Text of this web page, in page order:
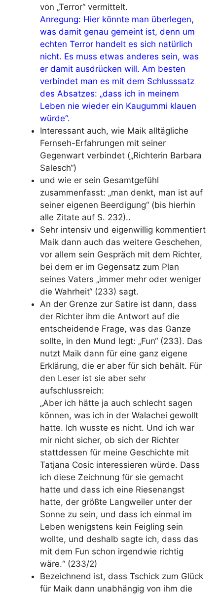
von „Terror“ vermittelt.
Anregung: Hier könnte man überlegen,
was damit genau gemeint ist, denn um
echten Terror handelt es sich natürlich
nicht. Es muss etwas anderes sein, was
er damit ausdrücken will. Am besten
verbindet man es mit dem Schlusssatz
des Absatzes: „dass ich in meinem
Leben nie wieder ein Kaugummi klauen
würde“.
Interessant auch, wie Maik alltägliche
Fernseh-Erfahrungen mit seiner
Gegenwart verbindet („Richterin Barbara
Salesch“)
und wie er sein Gesamtgefühl
zusammenfasst: „man denkt, man ist auf
seiner eigenen Beerdigung“ (bis hierhin
alle Zitate auf S. 232)..
Sehr intensiv und eigenwillig kommentiert
Maik dann auch das weitere Geschehen,
vor allem sein Gespräch mit dem Richter,
bei dem er im Gegensatz zum Plan
seines Vaters „immer mehr oder weniger
die Wahrheit“ (233) sagt.
An der Grenze zur Satire ist dann, dass
der Richter ihm die Antwort auf die
entscheidende Frage, was das Ganze
sollte, in den Mund legt: „Fun“ (233). Das
nutzt Maik dann für eine ganz eigene
Erklärung, die er aber für sich behält. Für
den Leser ist sie aber sehr
aufschlussreich:
„Aber ich hätte ja auch schlecht sagen
können, was ich in der Walachei gewollt
hatte. Ich wusste es nicht. Und ich war
mir nicht sicher, ob sich der Richter
stattdessen für meine Geschichte mit
Tatjana Cosic interessieren würde. Dass
ich diese Zeichnung für sie gemacht
hatte und dass ich eine Riesenangst
hatte, der größte Langweiler unter der
Sonne zu sein, und dass ich einmal im
Leben wenigstens kein Feigling sein
wollte, und deshalb sagte ich, dass das
mit dem Fun schon irgendwie richtig
wäre.“ (233/2)
Bezeichnend ist, dass Tschick zum Glück
für Maik dann unabhängig von ihm die